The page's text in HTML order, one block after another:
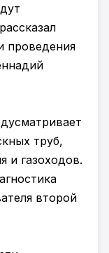
проведения
труб,
и газоходов.
второй